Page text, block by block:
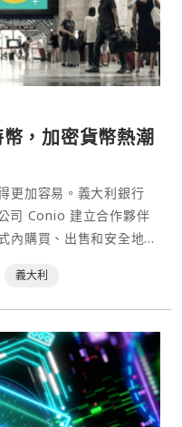
，加密貨幣熱潮
更加容易。義大利銀行
司 Conio 建立合作夥伴
內購買、出售和安全地儲
入。⋯
義大利